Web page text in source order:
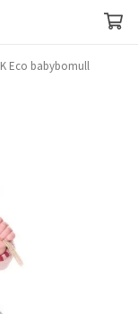
Eco babybomull